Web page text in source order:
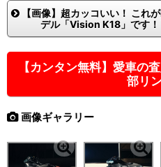
【画像】超カッコいい！ これ
デル「Vision K18」です！
【カンタン無料】愛車の
部リン
画像ギャラリー